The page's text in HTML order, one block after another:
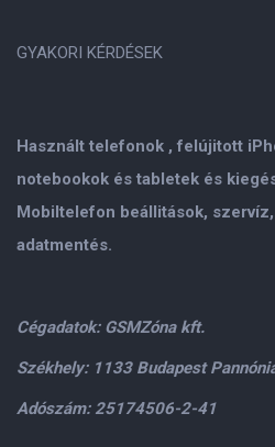
Használt telefonok , felújitott
notebookok és tabletek és
Mobiltelefon beállitások,
adatmentés.
Cégadatok: GSMZóna kft.
Székhely: 1133 Budapest
Adószám: 25174506-2-41
GYAKORI KÉRDÉSEK